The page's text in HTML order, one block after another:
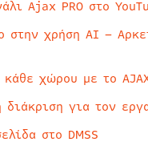
Ajax PRO στο
στην χρήση AI –
κάθε χώρου με το
για τον
στο DMSS